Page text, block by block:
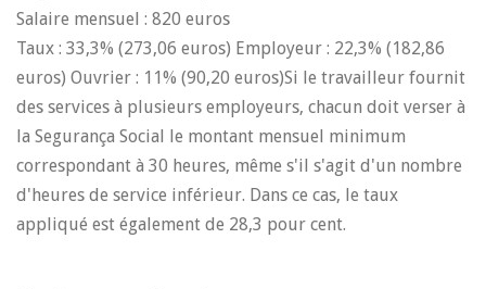
Salaire mensuel : 820 euros
Taux : 33,3% (273,06 euros) Employeur : 22,3% (182,86
euros) Ouvrier : 11% (90,20 euros)Si le travailleur fournit
des services à plusieurs employeurs, chacun doit verser à
la Segurança Social le montant mensuel minimum
correspondant à 30 heures, même s'il s'agit d'un nombre
d'heures de service inférieur. Dans ce cas, le taux
appliqué est également de 28,3 pour cent.